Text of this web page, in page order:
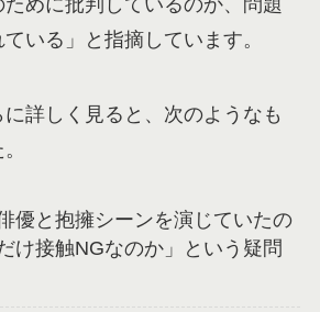
いる」と指摘しています。
詳しく見ると、次のようなも
優と抱擁シーンを演じていたの
け接触NGなのか」という疑問